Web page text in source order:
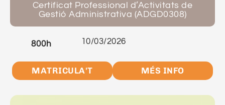
Certificat Professional d’Activitats de
Gestió Administrativa (ADGD0308)
800h 10/03/2026
MATRICULA'T MÉS INFO